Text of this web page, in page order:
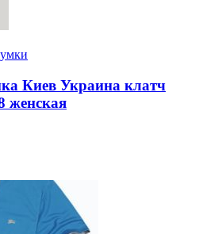
Киев Украина клатч
женская